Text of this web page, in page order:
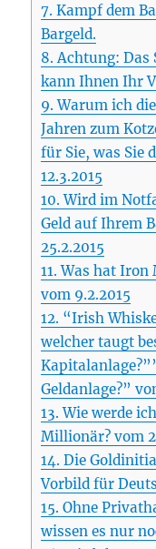
7. Kampf dem
Bargeld.
8. Achtung: Das
kann Ihnen Ihr
9. Warum ich
Jahren zum
für Sie, was Sie
12.3.2015
10. Wird im
Geld auf Ihrem
25.2.2015
11. Was hat Iron
vom 9.2.2015
12. “Irish
welcher taugt
Geldanlage?”
13. Wie werde
Millionär? vom
14. Die
Vorbild für
15. Ohne
wissen es nur